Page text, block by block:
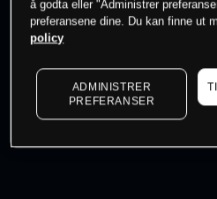
Søk om
Kursene er veiledende.Log in
å godta eller "Administrer
preferansene dine. Du kan finne ut
policy
ADMINISTRER
PREFERANSER